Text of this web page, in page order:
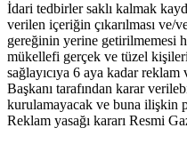
İdari tedbirler saklı kalmak
verilen içeriğin çıkarılması ve/
gereğinin yerine getirilmemesi
mükellefi gerçek ve tüzel
sağlayıcıya 6 aya kadar
Başkanı tarafından karar
kurulamayacak ve buna ilişkin
Reklam yasağı kararı Resmi